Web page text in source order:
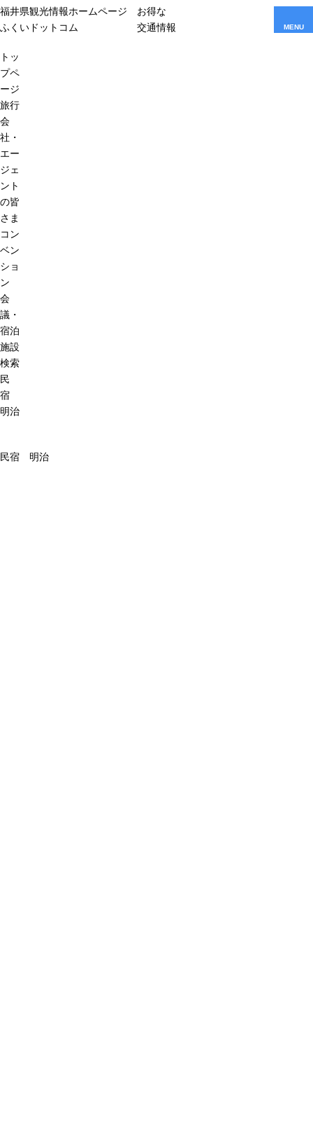
福井県観光情報ホームページ
ふくいドットコム
お得な
交通情報
MENU
トッ
プペ
ージ
旅行
会
社・
エー
ジェ
ント
の皆
さま
コン
ベン
ショ
ン
会
議・
宿泊
施設
検索
民
宿
明治
民宿 明治